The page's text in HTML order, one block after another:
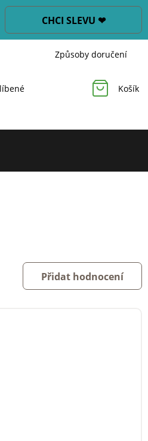
CHCI SLEVU ❤
Způsoby doručení
Košík
Přidat hodnocení